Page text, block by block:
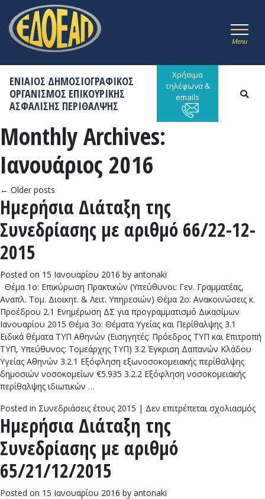
Menu
ΕΝΙΑΙΟΣ ΔΗΜΟΣΙΟΓΡΑΦΙΚΟΣ
ΟΡΓΑΝΙΣΜΟΣ ΕΠΙΚΟΥΡΙΚΗΣ
ΑΣΦΑΛΙΣΗΣ ΠΕΡΙΘΑΛΨΗΣ
Χρήσιμα
τηλέφωνα &
emails
Monthly Archives:
Ιανουάριος 2016
← Older posts
Ημερήσια Διάταξη της
Συνεδρίασης με αριθμό 66/22-12-
2015
Posted on 15 Ιανουαρίου 2016 by antonaki
Θέμα 1ο: Επικύρωση Πρακτικών (Υπεύθυνοι: Γεν. Γραμματέας,
Αναπλ. Τομ. Διοικητ. & Λειτ. Υπηρεσιών) Θέμα 2ο: Ανακοινώσεις κ.
Προέδρου 2.1 Ενημέρωση ΔΣ για προγραμματισμό Δικασίμων
Ιανουαρίου 2015 Θέμα 3ο: Θέματα Υγείας και Περίθαλψης 3.1
Ειδικά θέματα ΤΥΠ Αθηνών (Εισηγητές: Πρόεδρος ΤΥΠ και Επιτροπή
ΤΥΠ, Υπεύθυνος: Τομεάρχης ΤΥΠ) 3.2 Έγκριση Δαπανών Κλάδου
Υγείας Αθηνών 3.2.1 Εξόφληση εξωνοσοκομειακής περίθαλψης
δημοσιών νοσοκομείων €5.935 3.2.2 Εξόφληση νοσοκομειακής
περίθαλψης ιδιωτικών …
Posted in Συνεδριάσεις έτους 2015 | Δεν επιτρέπεται σχολιασμός
Ημερήσια Διάταξη της
Συνεδρίασης με αριθμό
65/21/12/2015
Posted on 15 Ιανουαρίου 2016 by antonaki